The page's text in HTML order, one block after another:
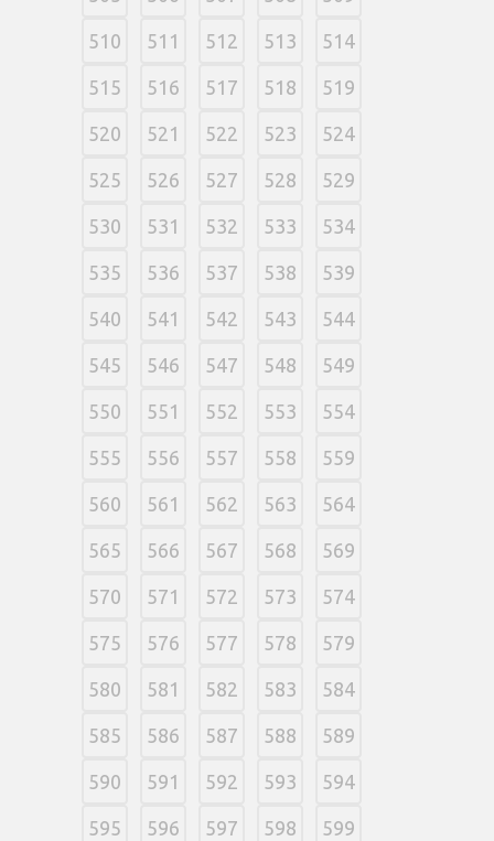
510 511 512 513 514
515 516 517 518 519
520 521 522 523 524
525 526 527 528 529
530 531 532 533 534
535 536 537 538 539
540 541 542 543 544
545 546 547 548 549
550 551 552 553 554
555 556 557 558 559
560 561 562 563 564
565 566 567 568 569
570 571 572 573 574
575 576 577 578 579
580 581 582 583 584
585 586 587 588 589
590 591 592 593 594
595 596 597 598 599